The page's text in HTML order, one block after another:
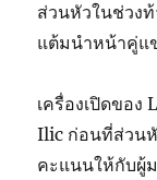
ส่วนหัวในช่วง
แต้มนำหน้าคู่แ
เครื่องเปิดขอ
Ilic ก่อนที่ส่วน
คะแนนให้กับผู้